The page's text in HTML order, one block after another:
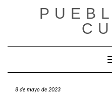
8 de mayo de 2023